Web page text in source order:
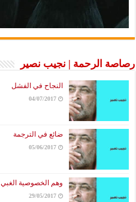
رصاصة الرحمة | نجيب نصير
النجاح في الفشل
04/07/2017
ضائع في الترجمة
05/06/2017
وهم الخصوصية الغبي
29/05/2017